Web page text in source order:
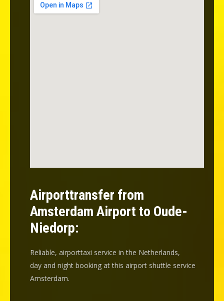
Airporttransfer from
Amsterdam Airport to Oude-
Niedorp:
Reliable, airporttaxi service in the Netherlands,
day and night booking at this airport shuttle service
Amsterdam.